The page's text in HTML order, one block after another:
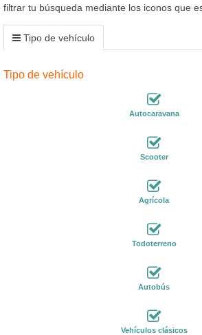
filtrar tu búsqueda mediante los iconos que
Tipo de vehículo
Tipo de vehículo
Autocaravana
Scooter
Agrícola
Todoterreno
Autobús
Vehículos clásicos